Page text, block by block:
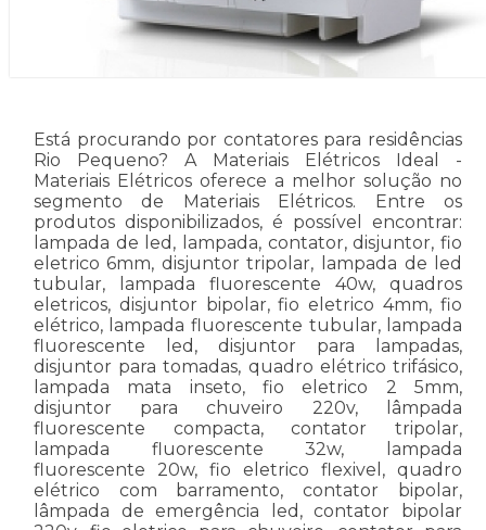
Está procurando por contatores para residências
Rio Pequeno? A Materiais Elétricos Ideal -
Materiais Elétricos oferece a melhor solução no
segmento de Materiais Elétricos. Entre os
produtos disponibilizados, é possível encontrar:
lampada de led, lampada, contator, disjuntor, fio
eletrico 6mm, disjuntor tripolar, lampada de led
tubular, lampada fluorescente 40w, quadros
eletricos, disjuntor bipolar, fio eletrico 4mm, fio
elétrico, lampada fluorescente tubular, lampada
fluorescente led, disjuntor para lampadas,
disjuntor para tomadas, quadro elétrico trifásico,
lampada mata inseto, fio eletrico 2 5mm,
disjuntor para chuveiro 220v, lâmpada
fluorescente compacta, contator tripolar,
lampada fluorescente 32w, lampada
fluorescente 20w, fio eletrico flexivel, quadro
elétrico com barramento, contator bipolar,
lâmpada de emergência led, contator bipolar